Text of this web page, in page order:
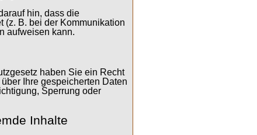
hin, dass die
(z. B. bei der Kommunikation
aufweisen kann.
haben Sie ein Recht
Ihre gespeicherten Daten
Sperrung oder
Inhalte